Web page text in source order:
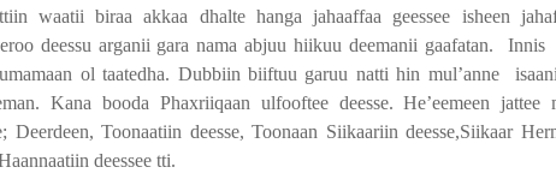
waatii biraa akkaa dhalte hanga jahaaffaa geessee isheen
deessu arganii gara nama abjuu hiikuu deemanii gaafatan. Innis
ol taatedha. Dubbiin biiftuu garuu natti hin mul’anne
Kana booda Phaxriiqaan ulfooftee deesse. He’eemeen jattee
Deerdeen, Toonaatiin deesse, Toonaan Siikaariin deesse,Siikaar
deessee tti.